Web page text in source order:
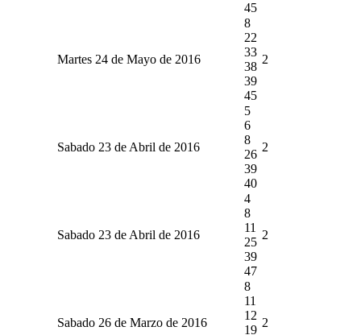
45
Martes 24 de Mayo de 2016
8
22
33
38
39
45
2
Sabado 23 de Abril de 2016
5
6
8
26
39
40
2
Sabado 23 de Abril de 2016
4
8
11
25
39
47
2
Sabado 26 de Marzo de 2016
8
11
12
19
2